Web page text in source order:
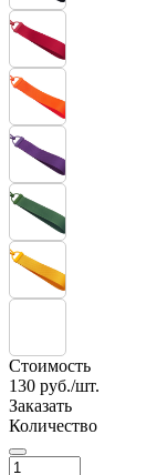
Стоимость
130 руб./шт.
Заказать
Количество